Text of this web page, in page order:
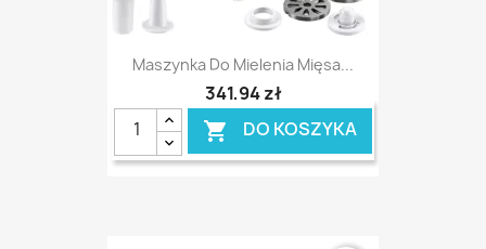
Maszynka Do Mielenia Mięsa...
341,94 zł
 DO KOSZYKA